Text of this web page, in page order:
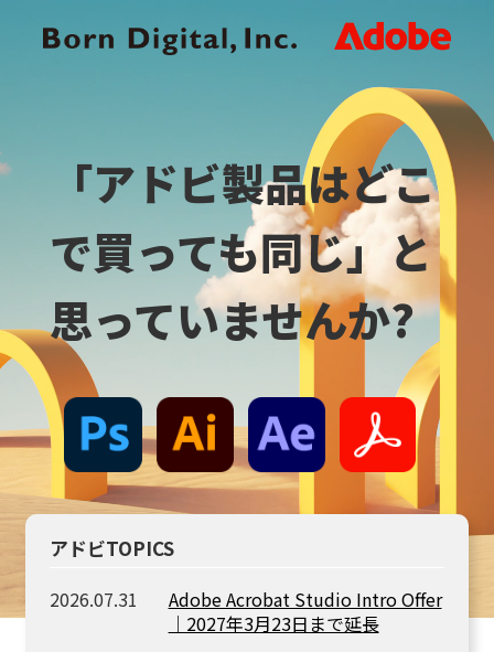
「アドビ製品はどこ
で買っても同じ」と
思っていませんか?
アドビTOPICS
2026.07.31
Adobe Acrobat Studio Intro Offer
｜2027年3月23日まで延長